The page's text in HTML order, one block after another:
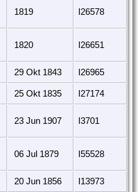
1819 I26578
1820 I26651
29 Okt 1843 I26965
25 Okt 1835 I27174
23 Jun 1907 I3701
06 Jul 1879 I55528
20 Jun 1856 I13973